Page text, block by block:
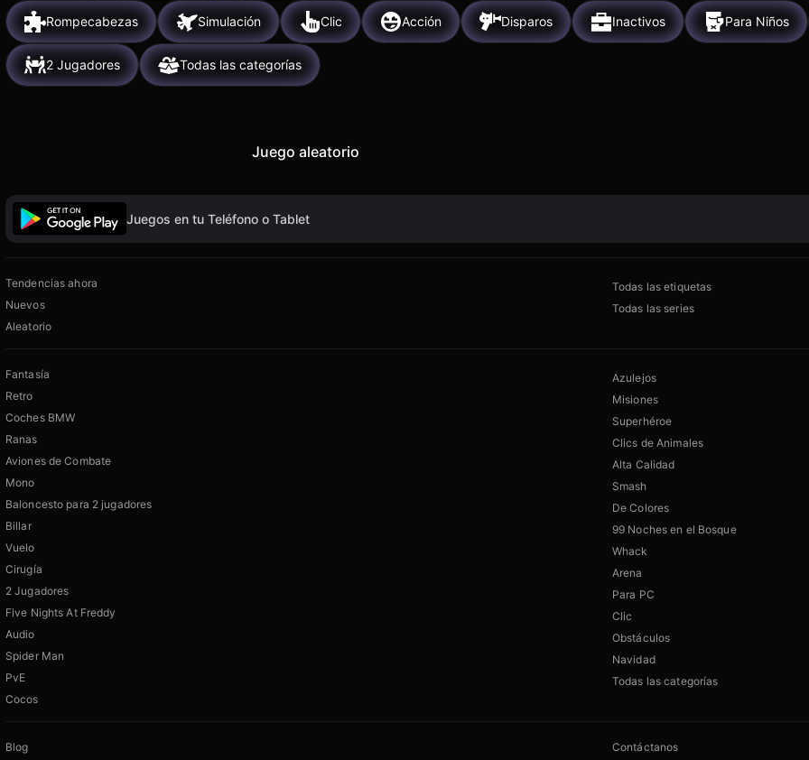
Rompecabezas Simulación Clic Acción Disparos Inactivos Para Niños
2 Jugadores Todas las categorías
Juego aleatorio
Juegos en tu Teléfono o Tablet
Tendencias ahora
Nuevos
Aleatorio
Todas las etiquetas
Todas las series
Fantasía
Retro
Coches BMW
Ranas
Aviones de Combate
Mono
Baloncesto para 2 jugadores
Billar
Vuelo
Cirugía
2 Jugadores
Five Nights At Freddy
Audio
Spider Man
PvE
Cocos
Azulejos
Misiones
Superhéroe
Clics de Animales
Alta Calidad
Smash
De Colores
99 Noches en el Bosque
Whack
Arena
Para PC
Clic
Obstáculos
Navidad
Todas las categorías
Blog Contáctanos